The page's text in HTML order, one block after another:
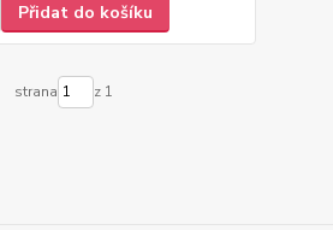
Přidat do košíku
strana z 1